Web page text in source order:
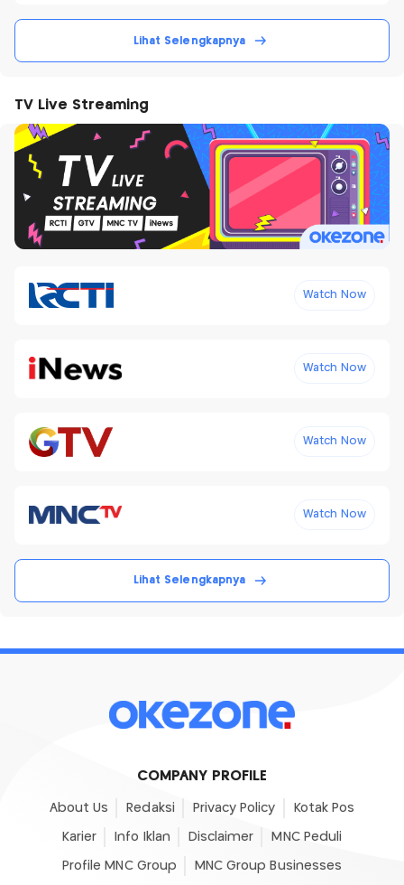
Lihat Selengkapnya
TV Live Streaming
Watch Now
Watch Now
Watch Now
Watch Now
Lihat Selengkapnya
COMPANY PROFILE
About Us Redaksi Privacy Policy Kotak Pos
Karier Info Iklan Disclaimer MNC Peduli
Profile MNC Group MNC Group Businesses